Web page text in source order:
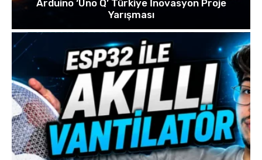
Arduino ‘Uno Q’ Türkiye İnovasyon Proje
Yarışması